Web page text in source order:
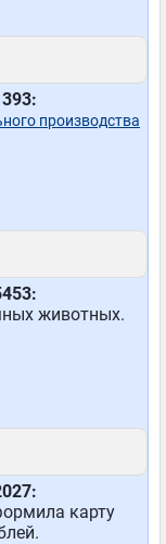
производства
животных.
карту